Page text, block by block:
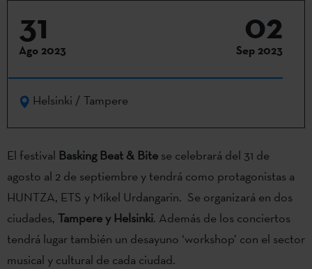
31
Ago 2023
02
Sep 2023
Helsinki / Tampere
El festival Basking Beat & Bite se celebrará del 31 de
agosto al 2 de septiembre y tendrá como protagonistas a
HUNTZA, ETS y Mikel Urdangarin. Se organizará en dos
ciudades, Tampere y Helsinki. Además de los conciertos
tendrá lugar también un desayuno ‘workshop’ con el sector
musical y cultural de cada ciudad.